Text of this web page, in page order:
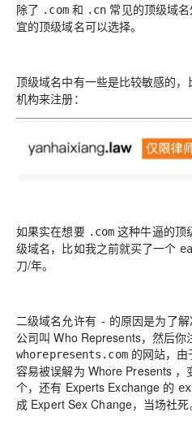
除了 .com和 .cn 常见的顶级域
宜的顶级域名可以选择。
顶级域名中有一些是比较敏感的，
机构来注册：
如果实在想要 .com 这种牛逼的顶
级域名，比如我之前就买了一个
刀/年。
二级域名允许有 - 的原因是为了
公司叫Who Represents，然后你
whorepresents.com的网站，由
容易被误解为 Whore Presents ，
个，还有 Experts Exchange 的
成 Expert Sex Change，当场社死